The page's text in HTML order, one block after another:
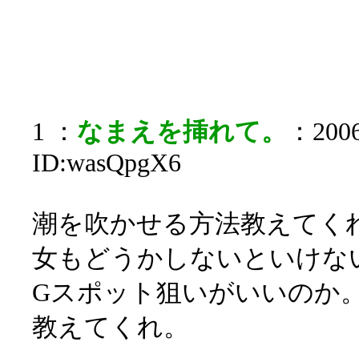
1 ： なまえを挿れて。
：
ID:wasQpgX6
潮を吹かせる方法教えてく
女もどうかしないといけな
Gスポット狙いがいいのか
教えてくれ。